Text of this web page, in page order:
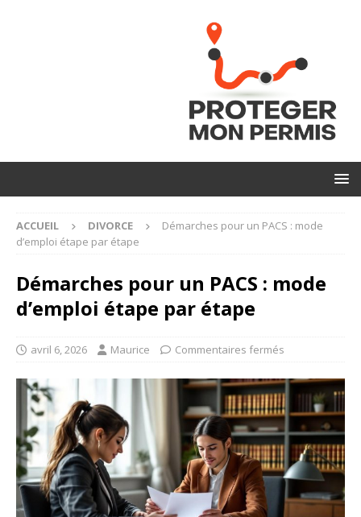
ACCUEIL DIVORCE
Démarches pour un PACS : mode
d’emploi étape par étape
Démarches pour un PACS : mode
d’emploi étape par étape
avril 6, 2026 Maurice Commentaires fermés